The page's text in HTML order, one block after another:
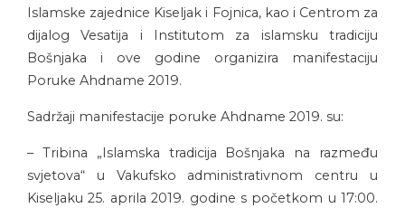
Islamske zajednice Kiseljak i Fojnica, kao i Centrom za
dijalog Vesatija i Institutom za islamsku tradiciju
Bošnjaka i ove godine organizira manifestaciju
Poruke Ahdname 2019.
Sadržaji manifestacije poruke Ahdname 2019. su:
– Tribina „Islamska tradicija Bošnjaka na razmeđu
svjetova“ u Vakufsko administrativnom centru u
Kiseljaku 25. aprila 2019. godine s početkom u 17:00.